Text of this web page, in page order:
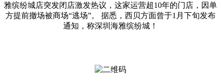
雅缤纷城店突发闭店激发热议，这家运营超10年的门店，因单
方提前撤场被商场“逃场”。 据悉，西贝方面曾于1月下旬发布
通知，称深圳海雅缤纷城！